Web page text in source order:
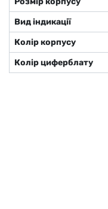
Вид індикації
Колір корпусу
Колір циферблату